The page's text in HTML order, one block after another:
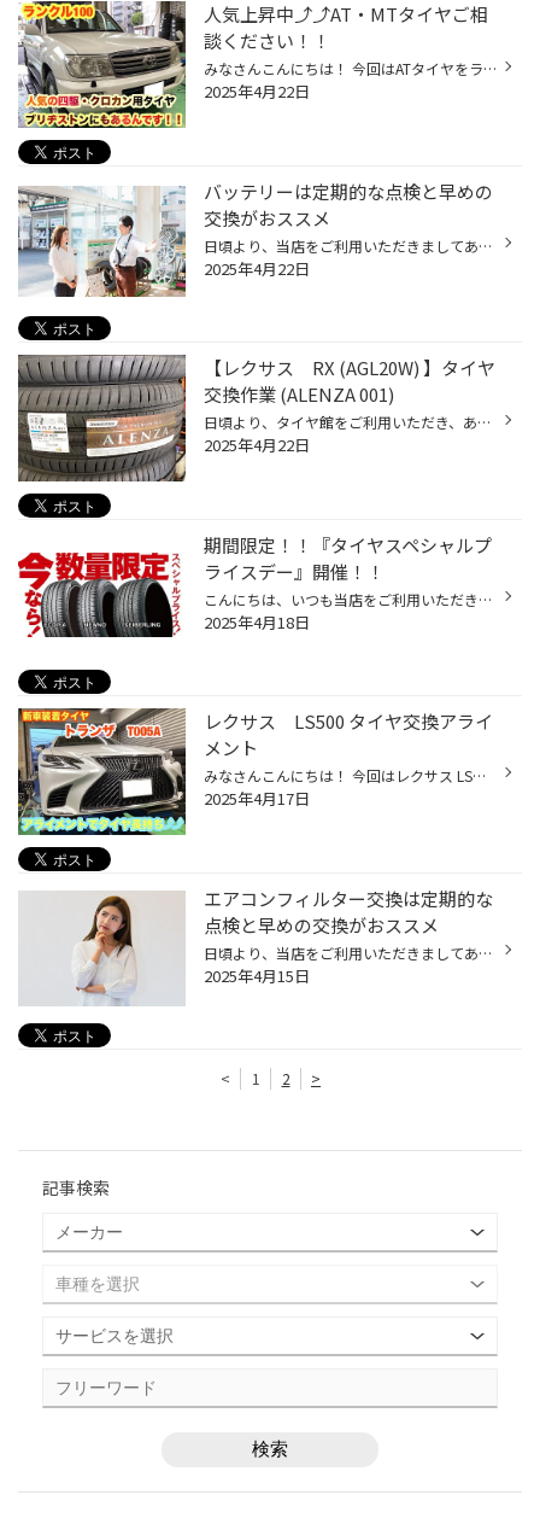
人気上昇中⤴︎⤴︎AT・MTタイヤご相
談ください！！
みなさんこんにちは！ 今回はATタイヤをランクル100に取付！！ A/T001 サイズ 275/65R17 115S オン・オフロードこれでバッチリ！！ ATタイヤの良い所ですね〜 見た目も良くなるので気になる方はぜひご相談下さい。
2025年4月22日
バッテリーは定期的な点検と早めの
交換がおススメ
日頃より、当店をご利用いただきましてありがとうございます。 本日は、バッテリーの点検・交換についてのご紹介です。 バッテリー交換ならコクピット・タイヤ館にお任せ！ 突然ですが、当店でおクルマのバッテリーの点検や交換ができることをご存じでしたか？ 専用の器具を用いて、バッテリーの状...
2025年4月22日
【レクサス RX (AGL20W) 】タイヤ
交換作業 (ALENZA 001)
日頃より、タイヤ館をご利用いただき、ありがとうございます。 さて、当店と同じチェーン店の近隣タイヤ館店舗で作業いたしましたタイヤ交換作業をご紹介します。 （WEB掲載をご快諾いただきましたお客様！大変感謝しております。いつもご愛顧いただき誠にありがとうございます！！） おクルマ：レ...
2025年4月22日
期間限定！！『タイヤスペシャルプ
ライスデー』開催！！
こんにちは、いつも当店をご利用いただきましてありがとうございます。 本日より、コクピット・タイヤ館におきまして、 期間限定！ サイズ限定！！ 数量限定！！！ お得にお買い求めいただける、「タイヤスペシャルプライスデー」がスタートします！ お得なタイヤのご紹介！！ ワゴンR、N-BOX、タン...
2025年4月18日
レクサス LS500 タイヤ交換アライ
メント
みなさんこんにちは！ 今回はレクサス LSの新車装着タイヤで交換を実施！ タイヤはブリヂストン！ トランザ T005A RFT（ランフラット） 245/45R20 99V トランザってタイヤ聞いた事ありますか〜？ ブリヂストンの専門店だからこそ、ご紹介出来るモデルもございます！！ 新品タイヤに交換後はアライメ...
2025年4月17日
エアコンフィルター交換は定期的な
点検と早めの交換がおススメ
日頃より、当店をご利用いただきましてありがとうございます。 本日は、エアコンフィルターの点検・交換についてのご紹介です。 エアコンフィルター交換ならコクピット・タイヤ館にお任せ！ 突然ですが、当店でおクルマのエアコンフィルターの点検や交換ができることをご存じでしたか？ プロのスタ...
2025年4月15日
< 1 2 >
記事検索